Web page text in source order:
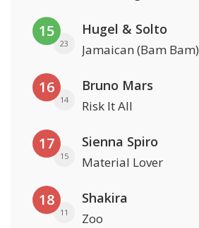
15
23
Hugel & Solto
Jamaican (Bam Bam)
16
14
Bruno Mars
Risk It All
17
15
Sienna Spiro
Material Lover
18
11
Shakira
Zoo